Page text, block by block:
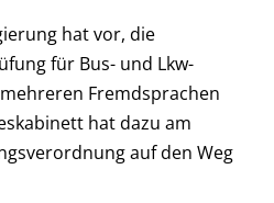
hat vor, die
für Bus- und Lkw-
Fremdsprachen
hat dazu am
auf den Weg